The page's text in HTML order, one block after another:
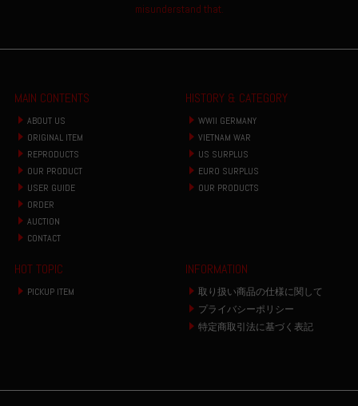
misunderstand that.
MAIN CONTENTS
ABOUT US
ORIGINAL ITEM
REPRODUCTS
OUR PRODUCT
USER GUIDE
ORDER
AUCTION
CONTACT
HISTORY & CATEGORY
WWII GERMANY
VIETNAM WAR
US SURPLUS
EURO SURPLUS
OUR PRODUCTS
HOT TOPIC
PICKUP ITEM
INFORMATION
取り扱い商品の仕様に関して
プライバシーポリシー
特定商取引法に基づく表記